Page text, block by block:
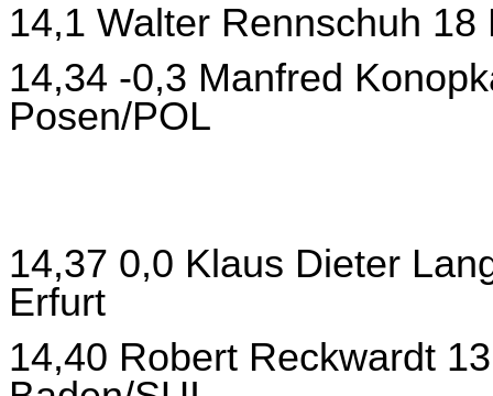
14,1 Walter Rennschuh
14,34 -0,3 Manfred
Posen/POL
14,37 0,0 Klaus Dieter
Erfurt
14,40 Robert Reckwardt